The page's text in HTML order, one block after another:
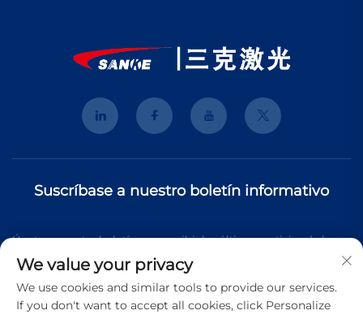
Suscríbase a nuestro boletín informativo
Únete a nuestro boletín para recibir las últimas noticias de la
industria, actualizaciones y perspectivas de nuestro equipo.
We value your privacy
We use cookies and similar tools to provide our services.
If you don't want to accept all cookies, click Personalize